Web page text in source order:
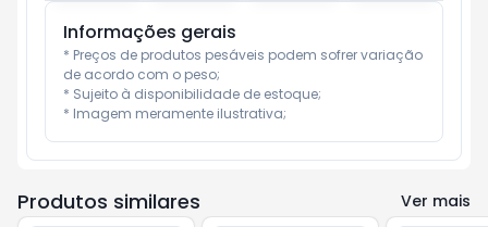
Informações gerais
* Preços de produtos pesáveis podem sofrer variação
de acordo com o peso;
* Sujeito à disponibilidade de estoque;
* Imagem meramente ilustrativa;
Produtos similares Ver mais